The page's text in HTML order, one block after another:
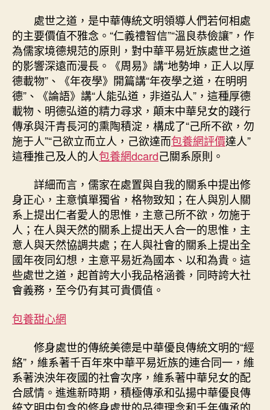
處世之道，是中華傳統文明領導人們若何相處
的主要價值不雅念。“仁義禮智信”“溫良恭儉讓”，作
為儒家境德規范的原則，對中華平易近族處世之道
的影響深遠而漫長。《周易》講“地勢坤，正人以厚
德載物”、《年夜學》開篇講“年夜學之道，在明明
德”、《論語》講“人能弘道，非道弘人”，這種厚德
載物、明德弘道的精力尋求，顛末中華兒女的踐行
傳承與汗青長河的熏陶積淀，構成了“己所不欲，勿
施于人”“己欲立而立人，己欲達而包養網評價達人”
這種推己及人的人包養網dcard己關系原則。
詳細而言，儒家在處置與自我的關系中提出修
身正心，主意慎單獨省，格物致知；在人與別人關
系上提出仁者愛人的思惟，主意己所不欲，勿施于
人；在人與天然的關系上提出天人合一的思惟，主
意人與天然協調共處；在人與社會的關系上提出全
國年夜同幻想，主意平易近為國本、以和為貴。這
些處世之道，起首誇大小我品格涵養，同時誇大社
會義務，至今仍有其可貴價值。
包養甜心網
修身處世的傳統美德是中華優良傳統文明的“經
絡”，維系著千百年來中華平易近族的連合同一，維
系著泱泱年夜國的社會次序，維系著中華兒女的配
合感情。進進新時期，積極傳承和弘揚中華優良傳